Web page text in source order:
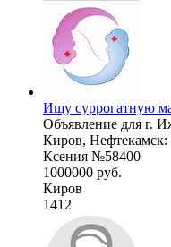
Ищу суррогатную
Объявление для г.
Киров,
Ксения №58400
1000000 руб.
Киров
1412